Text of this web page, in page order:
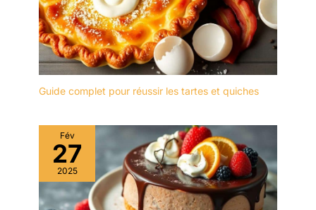
des pâtisseries. Bon pour
le brunch, le dîner, la fête,
le mariage et bien
d'autres occasions. Le
plateau de service
utilisé non seulement
aussi comme plateau de
service pour les steaks
de taille moyenne avec
accompagnements
DESIGN: L'ensemble
d'assiettes est d'un
Guide complet pour réussir les tartes et quiches
Fév
27
2025